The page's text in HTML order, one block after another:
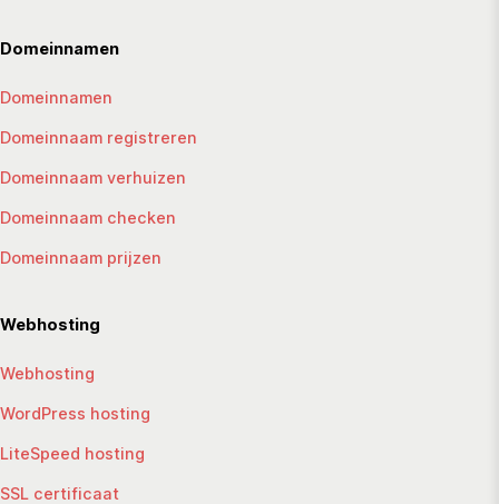
Domeinnamen
Domeinnamen
Domeinnaam registreren
Domeinnaam verhuizen
Domeinnaam checken
Domeinnaam prijzen
Webhosting
Webhosting
WordPress hosting
LiteSpeed hosting
SSL certificaat